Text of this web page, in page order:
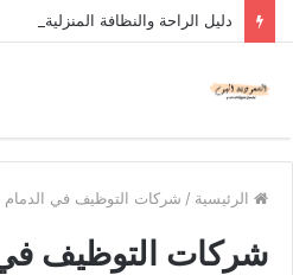
دليل الراحة والنظافة المنزلية
الرئيسية / شركات التوظيف في الدمام
شركات التوظيف في